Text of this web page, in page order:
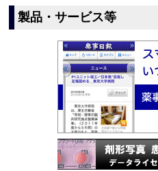
製品・サービス等